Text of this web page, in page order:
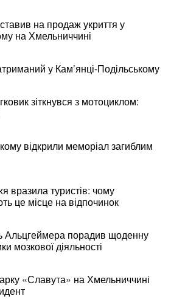
на продаж укриття у
на Хмельниччині
у Кам’янці-Подільському
зіткнувся з мотоциклом:
відкрили меморіал загиблим
вразила туристів: чому
це місце на відпочинок
Альцгеймера порадив щоденну
мозкової діяльності
«Славута» на Хмельниччині